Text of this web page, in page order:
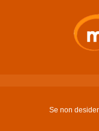
Se non